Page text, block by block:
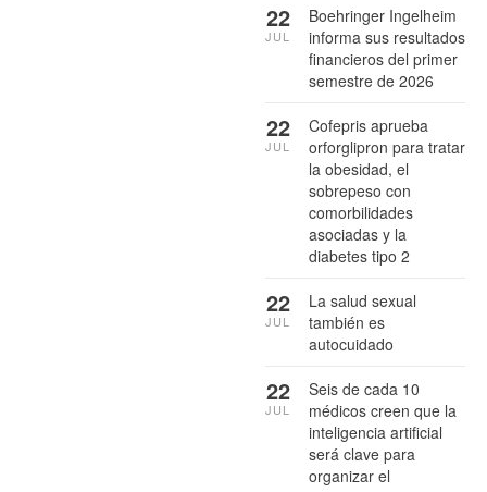
Boehringer Ingelheim
informa sus resultados
financieros del primer
semestre de 2026
22
JUL
Cofepris aprueba
orforglipron para tratar
la obesidad, el
sobrepeso con
comorbilidades
asociadas y la
diabetes tipo 2
22
JUL
La salud sexual
también es
autocuidado
22
JUL
Seis de cada 10
médicos creen que la
inteligencia artificial
será clave para
organizar el
22
JUL